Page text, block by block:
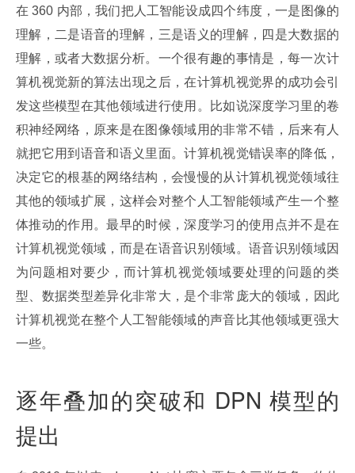
在 360 内部，我们把人工智能设成四个纬度，一是图像的
理解，二是语音的理解，三是语义的理解，四是大数据的
理解，或者大数据分析。一个很有趣的事情是，每一次计
算机视觉新的算法出现之后，在计算机视觉界的成功会引
发这些模型在其他领域进行使用。比如说深度学习里的卷
积神经网络，原来是在图像领域用的非常不错，后来有人
就把它用到语音和语义里面。计算机视觉错误率的降低，
决定它的根基的网络结构，会慢慢的从计算机视觉领域往
其他的领域扩展，这样会对整个人工智能领域产生一个整
体推动的作用。最早的时候，深度学习的使用点并不是在
计算机视觉领域，而是在语音识别领域。语音识别领域因
为问题相对要少，而计算机视觉领域要处理的问题的类
型、数据类型差异化非常大，是个非常庞大的领域，因此
计算机视觉在整个人工智能领域的声音比其他领域更强大
一些。
逐年叠加的突破和 DPN 模型的
提出